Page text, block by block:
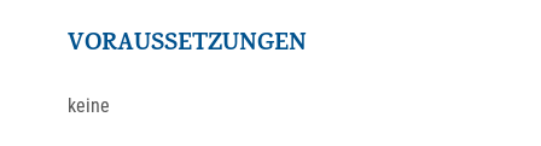
VORAUSSETZUNGEN
keine